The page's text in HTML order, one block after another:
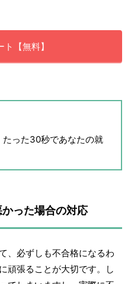
【無料】
たった30秒であなたの就
った場合の対応
、必ずしも不合格になるわ
頑張ることが大切です。し